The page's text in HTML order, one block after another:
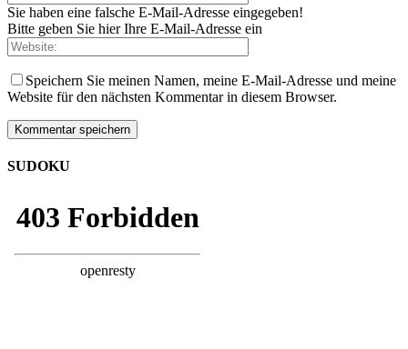
Sie haben eine falsche E-Mail-Adresse eingegeben!
Bitte geben Sie hier Ihre E-Mail-Adresse ein
Speichern Sie meinen Namen, meine E-Mail-Adresse und meine
Website für den nächsten Kommentar in diesem Browser.
SUDOKU